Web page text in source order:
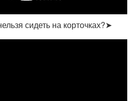
сидеть на корточках?➤